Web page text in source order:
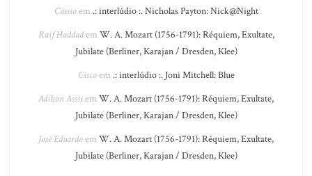
Cássioem .: interlúdio :. Nicholas Payton: Nick@Night
Raif Haddadem W. A. Mozart (1756-1791): Réquiem, Exultate,
Jubilate (Berliner, Karajan / Dresden, Klee)
Ciscoem .: interlúdio :. Joni Mitchell: Blue
Adilson Assisem W. A. Mozart (1756-1791): Réquiem, Exultate,
Jubilate (Berliner, Karajan / Dresden, Klee)
José Eduardoem W. A. Mozart (1756-1791): Réquiem, Exultate,
Jubilate (Berliner, Karajan / Dresden, Klee)